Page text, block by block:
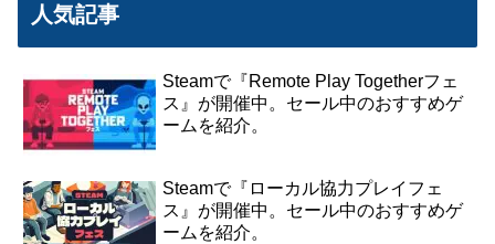
人気記事
Steamで『Remote Play Togetherフェ
ス』が開催中。セール中のおすすめゲ
ームを紹介。
Steamで『ローカル協力プレイフェ
ス』が開催中。セール中のおすすめゲ
ームを紹介。